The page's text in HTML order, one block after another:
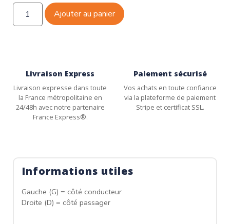
Ajouter au panier
Livraison Express
Livraison expresse dans toute
la France métropolitaine en
24/48h avec notre partenaire
France Express®.
Paiement sécurisé
Vos achats en toute confiance
via la plateforme de paiement
Stripe et certificat SSL.
Informations utiles
Gauche (G) = côté conducteur
Droite (D) = côté passager